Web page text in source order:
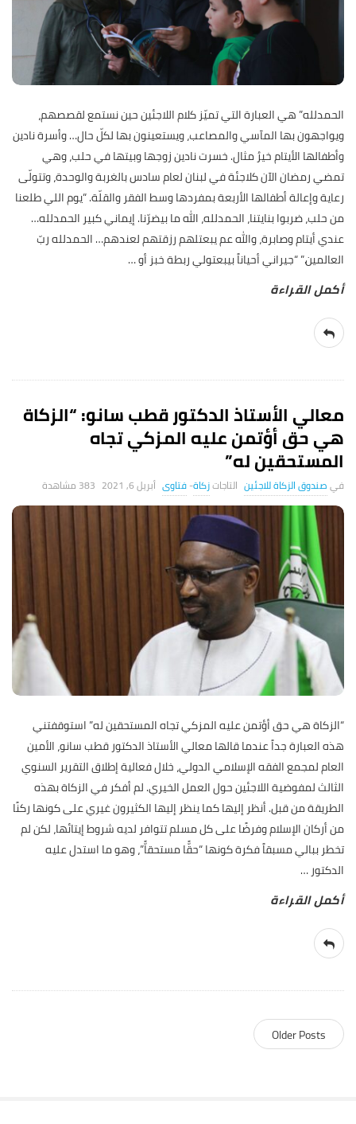
الحمدلله” هي العبارة التي تميّز كلام اللاجئين حين نستمع لقصصهم،
ويواجهون بها المآسي والمصاعب، ويستعينون بها لكلّ حال… وأسرة نادين
وأطفالها الأيتام خيرُ مثال. خسرت نادين زوجها وبيتها في حلب، وهي
تمضي رمضان الآن كلاجئة في لبنان لعام سادس بالغربة والوحدة، وتتولّى
رعاية وإعالة أطفالها الأربعة بمفردها وسط الفقر والقلّة. “يوم اللي طلعنا
من حلب، ضربوا بنايتنا، الحمدلله، الله ما بيضرّنا. إيماني كبير الحمدلله…
عندي أيتام وصابرة، والله عم يبعتلهم رزقتهم لعندهم… الحمدلله ربّ
العالمين.” “جيراني أحياناً بيبعتولي ربطة خبز أو…
معالي الأستاذ الدكتور قطب سانو: “الزكاة
هي حق أؤتمن عليه المزكي تجاه
المستحقين له”
صندوق الزكاة للاجئين زكاة-فتاوى أبريل 6, 2021 383 ‎مشاهدة
“الزكاة هي حق أؤتمن عليه المزكي تجاه المستحقين له” استوقفتني
هذه العبارة جداً عندما قالها معالي الأستاذ الدكتور قطب سانو، الأمين
العام لمجمع الفقه الإسلامي الدولي، خلال فعالية إطلاق التقرير السنوي
الثالث لمفوضية اللاجئين حول العمل الخيري. لم أفكر في الزكاة بهذه
الطريقة من قبل. أنظر إليها كما ينظر إليها الكثيرون غيري على كونها ركنًا
من أركان الإسلام وفرضًا على كل مسلم تتوافر لديه شروط إيتائها، لكن لم
تخطر ببالي مسبقاً فكرة كونها “حقًّا مستحقاًّ”، وهو ما استدل عليه
الدكتور…
Older Posts